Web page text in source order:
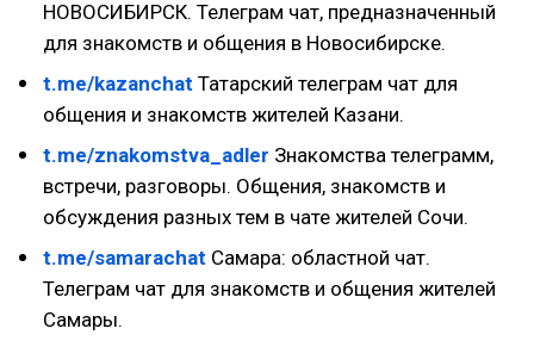
НОВОСИБИРСК. Телеграм чат, предназначенный
для знакомств и общения в Новосибирске.
t.me/kazanchat Татарский телеграм чат для
общения и знакомств жителей Казани.
t.me/znakomstva_adler Знакомства телеграмм,
встречи, разговоры. Общения, знакомств и
обсуждения разных тем в чате жителей Сочи.
t.me/samarachat Самара: областной чат.
Телеграм чат для знакомств и общения жителей
Самары.